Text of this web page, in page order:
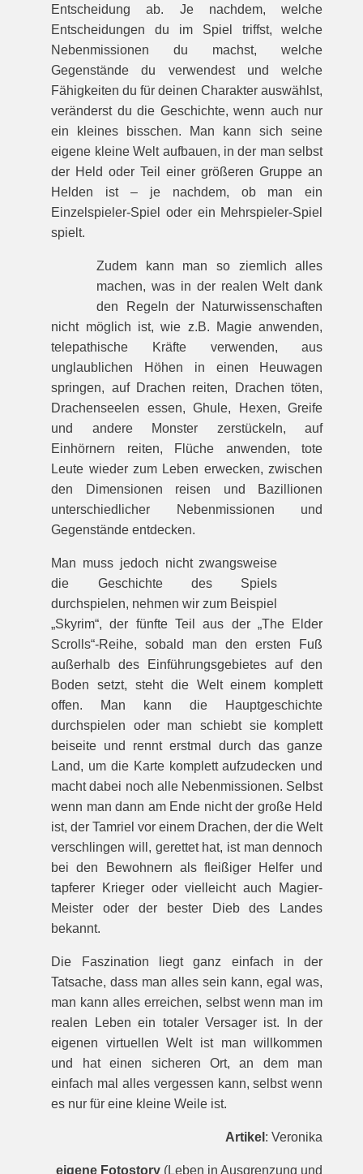
Entscheidung ab. Je nachdem, welche
Entscheidungen du im Spiel triffst, welche
Nebenmissionen du machst, welche
Gegenstände du verwendest und welche
Fähigkeiten du für deinen Charakter auswählst,
veränderst du die Geschichte, wenn auch nur
ein kleines bisschen. Man kann sich seine
eigene kleine Welt aufbauen, in der man selbst
der Held oder Teil einer größeren Gruppe an
Helden ist – je nachdem, ob man ein
Einzelspieler-Spiel oder ein Mehrspieler-Spiel
spielt.
Zudem kann man so ziemlich alles
machen, was in der realen Welt dank
den Regeln der Naturwissenschaften
nicht möglich ist, wie z.B. Magie anwenden,
telepathische Kräfte verwenden, aus
unglaublichen Höhen in einen Heuwagen
springen, auf Drachen reiten, Drachen töten,
Drachenseelen essen, Ghule, Hexen, Greife
und andere Monster zerstückeln, auf
Einhörnern reiten, Flüche anwenden, tote
Leute wieder zum Leben erwecken, zwischen
den Dimensionen reisen und Bazillionen
unterschiedlicher Nebenmissionen und
Gegenstände entdecken.
Man muss jedoch nicht zwangsweise
die Geschichte des Spiels
durchspielen, nehmen wir zum Beispiel
„Skyrim“, der fünfte Teil aus der „The Elder
Scrolls“-Reihe, sobald man den ersten Fuß
außerhalb des Einführungsgebietes auf den
Boden setzt, steht die Welt einem komplett
offen. Man kann die Hauptgeschichte
durchspielen oder man schiebt sie komplett
beiseite und rennt erstmal durch das ganze
Land, um die Karte komplett aufzudecken und
macht dabei noch alle Nebenmissionen. Selbst
wenn man dann am Ende nicht der große Held
ist, der Tamriel vor einem Drachen, der die Welt
verschlingen will, gerettet hat, ist man dennoch
bei den Bewohnern als fleißiger Helfer und
tapferer Krieger oder vielleicht auch Magier-
Meister oder der bester Dieb des Landes
bekannt.
Die Faszination liegt ganz einfach in der
Tatsache, dass man alles sein kann, egal was,
man kann alles erreichen, selbst wenn man im
realen Leben ein totaler Versager ist. In der
eigenen virtuellen Welt ist man willkommen
und hat einen sicheren Ort, an dem man
einfach mal alles vergessen kann, selbst wenn
es nur für eine kleine Weile ist.
Artikel : Veronika
eigene Fotostory (Leben in Ausgrenzung und